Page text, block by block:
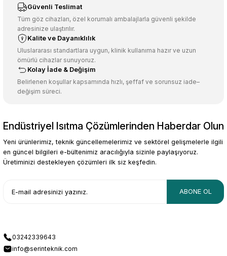
Ürün resmi kalitesiz, bozuk veya görüntülenemiyor.
Ürün açıklamasında eksik bilgiler bulunuyor.
Ürün bilgilerinde hatalar bulunuyor.
Ürün fiyatı diğer sitelerden daha pahalı.
Bu ürüne benzer farklı alternatifler olmalı.
Gönder
Güvenli Teslimat
Tüm göz cihazları, özel korumalı ambalajlarla güvenli şekilde
adresinize ulaştırılır.
Kalite ve Dayanıklılık
Uluslararası standartlara uygun, klinik kullanıma hazır ve uzun
ömürlü cihazlar sunuyoruz.
Kolay İade & Değişim
Belirlenen koşullar kapsamında hızlı, şeffaf ve sorunsuz iade–
değişim süreci.
Endüstriyel Isıtma Çözümlerinden Haberdar Olun
Yeni ürünlerimiz, teknik güncellemelerimiz ve sektörel gelişmelerle ilgili
en güncel bilgileri e-bültenimiz aracılığıyla sizinle paylaşıyoruz.
Üretiminizi destekleyen çözümleri ilk siz keşfedin.
ABONE OL
03242339643
info@serinteknik.com